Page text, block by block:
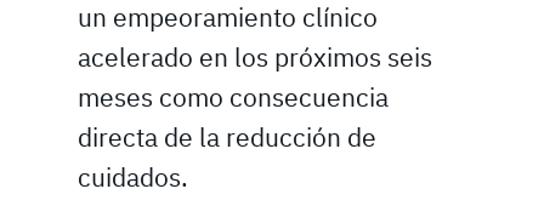
un empeoramiento clínico
acelerado en los próximos seis
meses como consecuencia
directa de la reducción de
cuidados.